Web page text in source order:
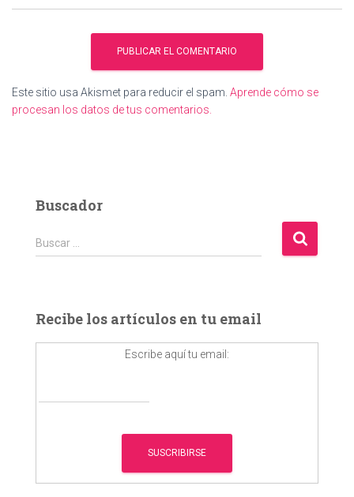
Este sitio usa Akismet para reducir el spam. Aprende cómo se
procesan los datos de tus comentarios.
Buscador
B
u
r
:
Buscar …
Recibe los artículos en tu email
Escribe aquí tu email: